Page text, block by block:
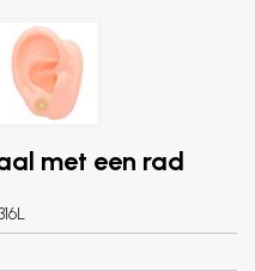
met een rad